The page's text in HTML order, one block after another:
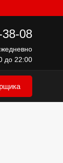
08
до 22:00